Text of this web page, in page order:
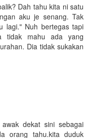
Dah tahu kita ni satu
aku je senang. Tak
lagi." Nuh bertegas tapi
tidak mahu ada yang
Dia tidak sukakan
dekat sini sebagai
orang tahu.kita duduk